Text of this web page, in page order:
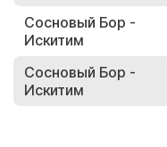
Сосновый Бор -
Искитим
Сосновый Бор -
Искитим